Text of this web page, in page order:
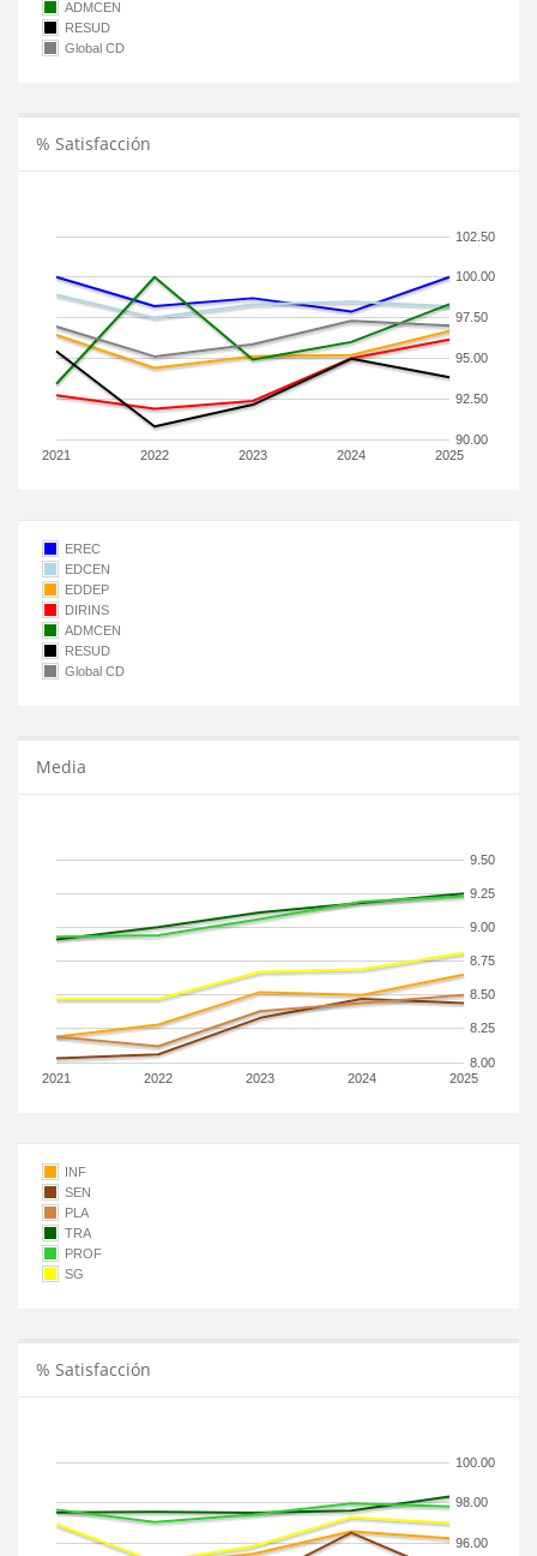
ADMCEN
RESUD
Global CD
% Satisfacción
2021 2022 2023 2024 2025
90.00
92.50
95.00
97.50
100.00
102.50
EREC
EDCEN
EDDEP
DIRINS
ADMCEN
RESUD
Global CD
Media
2021 2022 2023 2024 2025
8.00
8.25
8.50
8.75
9.00
9.25
9.50
INF
SEN
PLA
TRA
PROF
SG
% Satisfacción
96.00
98.00
100.00